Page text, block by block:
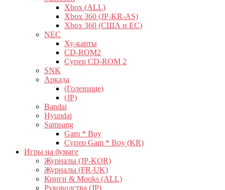
Xbox (ALL)
Xbox 360 (JP-KR-AS)
Xbox 360 (США и ЕС)
NEC
Ху-карты
CD-ROM2
Супер CD-ROM 2
SNK
Аркада
(Голенище)
(JP)
Bandai
Hyundai
Samsung
Gam * Boy
Супер Gam * Boy (KR)
Игры на бумаге
Журналы (JP-KOR)
Журналы (FR-UK)
Книги & Mooks (ALL)
Руководства (JP)